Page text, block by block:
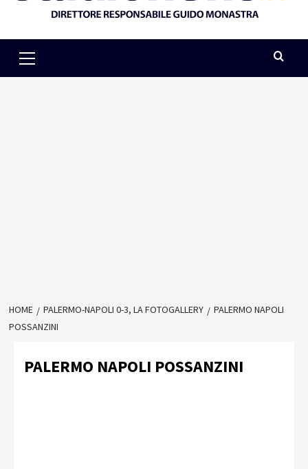
Menu
HOME PALERMO-NAPOLI 0-3, LA FOTOGALLERY
PALERMO NAPOLI
POSSANZINI
PALERMO NAPOLI POSSANZINI